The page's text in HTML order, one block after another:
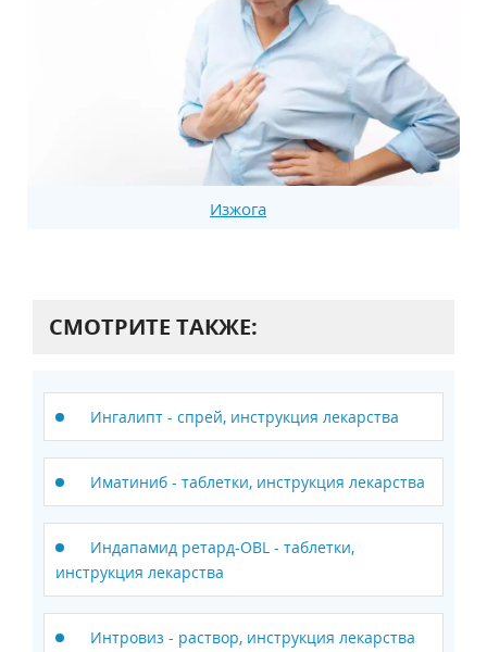
Изжога
СМОТРИТЕ ТАКЖЕ:
Ингалипт - спрей, инструкция лекарства
Иматиниб - таблетки, инструкция лекарства
Индапамид ретард-OBL - таблетки,
инструкция лекарства
Интровиз - раствор, инструкция лекарства